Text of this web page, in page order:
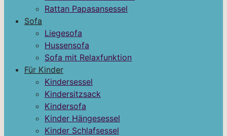
Rattan Papasansessel
Sofa
Liegesofa
Hussensofa
Sofa mit Relaxfunktion
Für Kinder
Kindersessel
Kindersitzsack
Kindersofa
Kinder Hängesessel
Kinder Schlafsessel